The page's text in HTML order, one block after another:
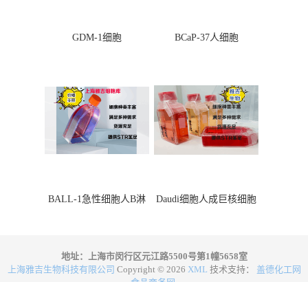
GDM-1细胞 BCaP-37人细胞
BALL-1急性细胞人B淋
Daudi细胞人成巨核细胞
地址：上海市闵行区元江路5500号第1幢5658室
上海雅吉生物科技有限公司 Copyright © 2026 XML 技术支持： 盖德化工网